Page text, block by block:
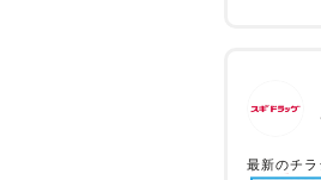
最新のチ